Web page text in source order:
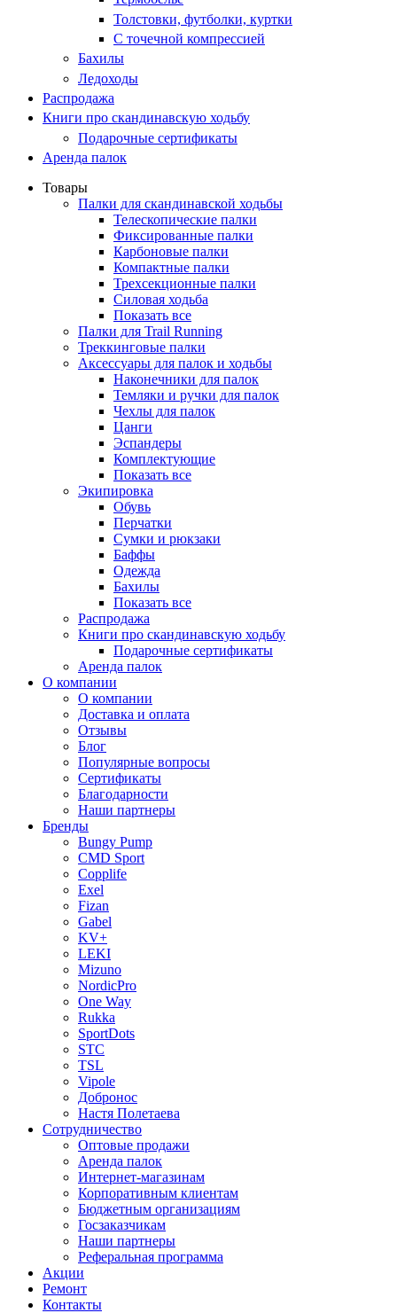
Толстовки, футболки, куртки
С точечной компрессией
Бахилы
Ледоходы
Распродажа
Книги про скандинавскую ходьбу
Подарочные сертификаты
Аренда палок
Товары
Палки для скандинавской ходьбы
Телескопические палки
Фиксированные палки
Карбоновые палки
Компактные палки
Трехсекционные палки
Силовая ходьба
Показать все
Палки для Trail Running
Треккинговые палки
Аксессуары для палок и ходьбы
Наконечники для палок
Темляки и ручки для палок
Чехлы для палок
Цанги
Эспандеры
Комплектующие
Показать все
Экипировка
Обувь
Перчатки
Сумки и рюкзаки
Баффы
Одежда
Бахилы
Показать все
Распродажа
Книги про скандинавскую ходьбу
Подарочные сертификаты
Аренда палок
О компании
О компании
Доставка и оплата
Отзывы
Блог
Популярные вопросы
Сертификаты
Благодарности
Наши партнеры
Бренды
Bungy Pump
CMD Sport
Copplife
Exel
Fizan
Gabel
KV+
LEKI
Mizuno
NordicPro
One Way
Rukka
SportDots
STC
TSL
Vipole
Добронос
Настя Полетаева
Сотрудничество
Оптовые продажи
Аренда палок
Интернет-магазинам
Корпоративным клиентам
Бюджетным организациям
Госзаказчикам
Наши партнеры
Реферальная программа
Акции
Ремонт
Контакты